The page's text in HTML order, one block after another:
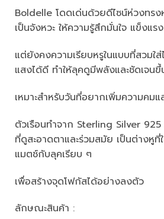
Boldelle โดดเด่นด้วยดีไซน์ห่วงทร
เป็นจังหวะ ให้ความรู้สึกมั่นใจ แข็งแรง
แต่ยังคงความเรียบหรูในแบบที่สวมใ
แสงได้ดี ทำให้ลุคดูมีพลังและชัดเจน
เหมาะสำหรับวันที่อยากเพิ่มความคมแ
ตัวเรือนทำจาก Sterling Silver
ที่ดูสะอาดตาและร่วมสมัย เป็นต่างหูที่
แมตช์กับลุคเรียบ ๆ
เพื่อสร้างจุดโฟกัสได้อย่างลงตัว
ลักษณะสินค้า :